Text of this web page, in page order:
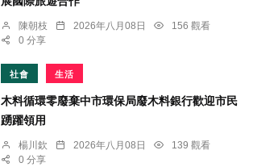
陳朝枝 2026年八月08日
156 觀看
0 分享
社會 生活
木料循環零廢棄中市環保局廢木料銀行歡迎市民
踴躍領用
楊川欽 2026年八月08日
139 觀看
0 分享